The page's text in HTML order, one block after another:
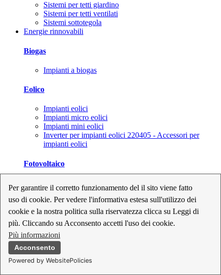
Per garantire il corretto funzionamento del il sito viene fatto
uso di cookie. Per vedere l'informativa estesa sull'utilizzo dei
cookie e la nostra politica sulla riservatezza clicca su Leggi di
più. Cliccando su Acconsento accetti l'uso dei cookie.
Più informazioni
Acconsento
Powered by WebsitePolicies
Sistemi per tetti giardino
Sistemi per tetti ventilati
Sistemi sottotegola
Energie rinnovabili
Biogas
Impianti a biogas
Eolico
Impianti eolici
Impianti micro eolici
Impianti mini eolici
Inverter per impianti eolici 220405 - Accessori per
impianti eolici
Fotovoltaico
Inverter per impianti fotovoltaici
Kit per impianti fotovoltaici
Moduli fotovoltaici
Sistemi di monitoraggio per impianti fotovoltaici
Strumenti di collaudo e configurazione per impianti
fotovoltaici
Supporti per impianti fotovoltaici
Geotermia